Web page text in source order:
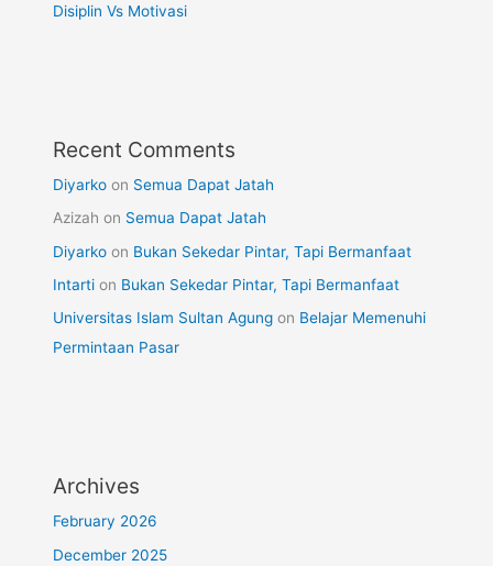
Disiplin Vs Motivasi
Recent Comments
Diyarko on Semua Dapat Jatah
Azizah on Semua Dapat Jatah
Diyarko on Bukan Sekedar Pintar, Tapi Bermanfaat
Intarti on Bukan Sekedar Pintar, Tapi Bermanfaat
Universitas Islam Sultan Agung on Belajar Memenuhi
Permintaan Pasar
Archives
February 2026
December 2025